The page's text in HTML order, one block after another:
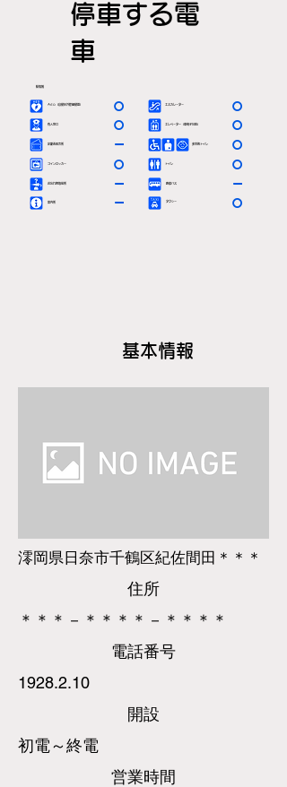
停車する電
車
駅情報
ＡＥＤ（自動体外除細動器）
有人窓口
定期券発売所
エスカレーター
エレベーター（車椅子対応）
多目的トイレ
〇
〇
ー
〇
〇
〇
コインロッカー トイレ
〇 〇
お忘れ物取扱所 ー
案内所 ー タクシー 〇
路線バス ー
基本情報
澪岡県日奈市千鶴区紀佐間田＊＊＊
​住所
＊＊＊－＊＊＊＊－＊＊＊＊
​電話番号
1928.2.10
​開設
初電～終電
営業時間